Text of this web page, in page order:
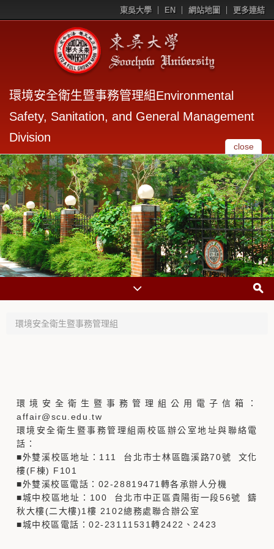
東吳大學 EN 網站地圖 更多連結
環境安全衛生暨事務管理組Environmental
Safety, Sanitation, and General Management
Division
close
環境安全衛生暨事務管理組
環境安全衛生暨事務管理組公用電子信箱：
affair@scu.edu.tw
環境安全衛生暨事務管理組兩校區辦公室地址與聯絡電
話：
■外雙溪校區地址：111 台北市士林區臨溪路70號 文化
樓(F棟) F101
■外雙溪校區電話：02-28819471轉各承辦人分機
■城中校區地址：100 台北市中正區貴陽街一段56號 鑄
秋大樓(二大樓)1樓 2102總務處聯合辦公室
■城中校區電話：02-23111531轉2422、2423